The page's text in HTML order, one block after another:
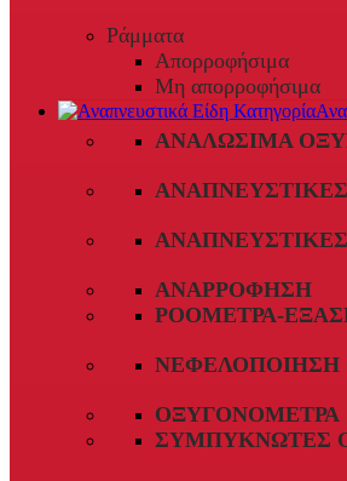
Ράμματα
Απορροφήσιμα
Μη απορροφήσιμα
ΑΝΑΛΏΣΙΜΑ
ΑΝΑΡΡΌΦΗΣΗ
ΡΟΌΜΕΤΡΑ-
ΝΕΦΕΛΟΠΟΊΗΣΗ
ΟΞΥΓΟΝΌΜΕΤΡΑ
ΣΥΜΠΥΚΝΩΤΈΣ